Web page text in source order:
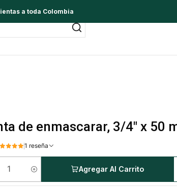
a toda Colombia
de enmascarar, 3/4" x 50
1 reseña
Agregar Al Carrito